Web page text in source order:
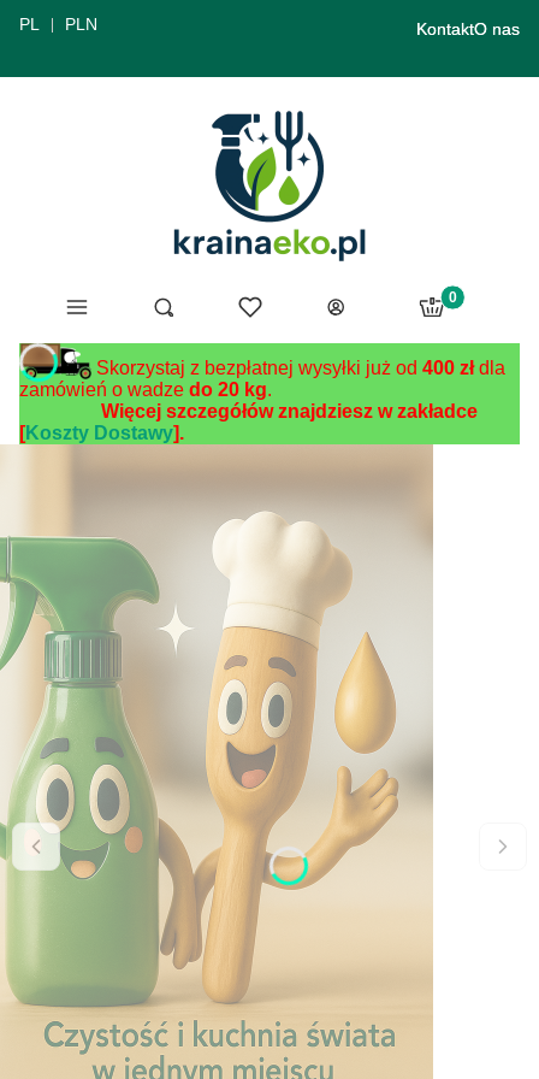
PL PLN KontaktO nas
Menu Otwórz wyszukiwarkę
Szukaj Ulubione
Zaloguj się
Produkty w
Koszyk
Skorzystaj z bezpłatnej wysyłki już od 400 złdla
zamówień o wadze do 20 kg.
Więcej szczegółów znajdziesz w zakładce
[Koszty Dostawy].